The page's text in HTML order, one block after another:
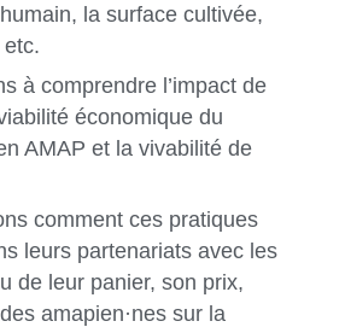
la surface cultivée,
à comprendre l’impact de
économique du
AMAP et la vivabilité de
comment ces pratiques
leurs partenariats avec les
de leur panier, son prix,
amapien·nes sur la